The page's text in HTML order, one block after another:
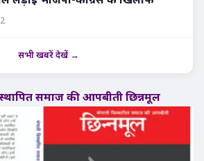
सभी खबरें देखें →
समाज की आपबीती छिन्नमूल